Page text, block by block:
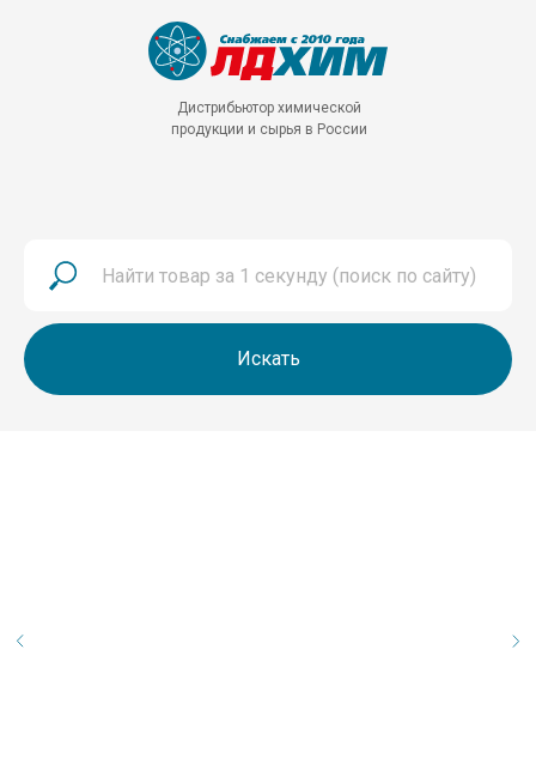
Дистрибьютор химической
продукции и сырья в России
Искать